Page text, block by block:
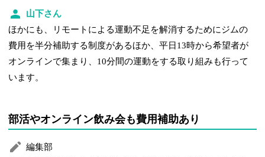
山下さん
ほかにも、リモートによる運動不足を解消するためにジムの
費用を半分補助する制度があるほか、平日13時から希望者が
オンラインで集まり、10分間の運動をする取り組みも行って
います。
部活やオンライン飲み会も費用補助あり
編集部